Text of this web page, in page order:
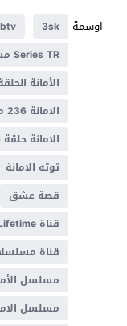
اوسمة
3sk
Series TR مسلسلات الليلة
الأمانة الحلقة 236
الامانة 236 مترجمة
الامانة حلقة 236 مترجمة
توته الامانة
قصة عشق
قناة Words Lifetime
قناة
مسلسل
مسلسل